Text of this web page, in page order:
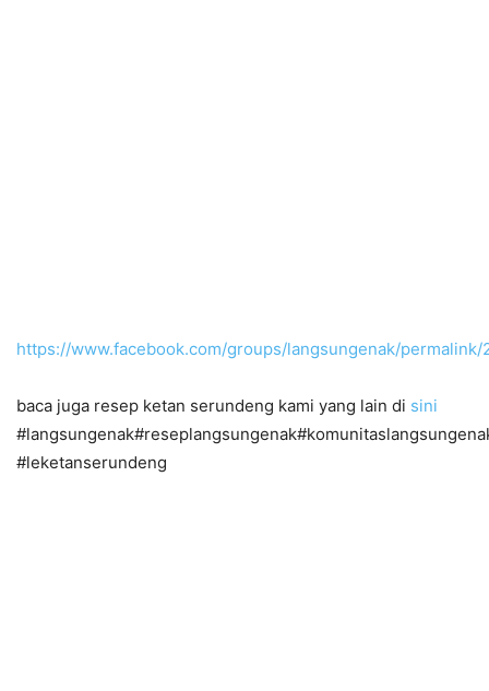
https://www.facebook.com/groups/langsungenak/
baca juga resep ketan serundeng kami yang lain di sini
#leketanserundeng